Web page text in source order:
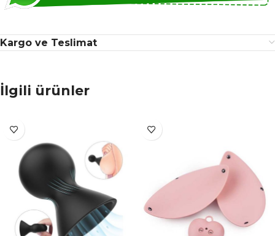
Kargo ve Teslimat
İlgili ürünler